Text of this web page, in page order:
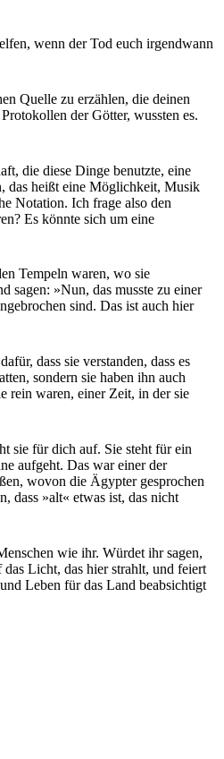
wenn der Tod euch irgendwann
Quelle zu erzählen, die deinen
der Götter, wussten es.
die diese Dinge benutzte, eine
das heißt eine Möglichkeit, Musik
Notation. Ich frage also den
Es könnte sich um eine
Tempeln waren, wo sie
sagen: »Nun, das musste zu einer
sind. Das ist auch hier
dass sie verstanden, dass es
sondern sie haben ihn auch
rein waren, einer Zeit, in der sie
sie für dich auf. Sie steht für ein
aufgeht. Das war einer der
wovon die Ägypter gesprochen
dass »alt« etwas ist, das nicht
wie ihr. Würdet ihr sagen,
Licht, das hier strahlt, und feiert
Leben für das Land beabsichtigt